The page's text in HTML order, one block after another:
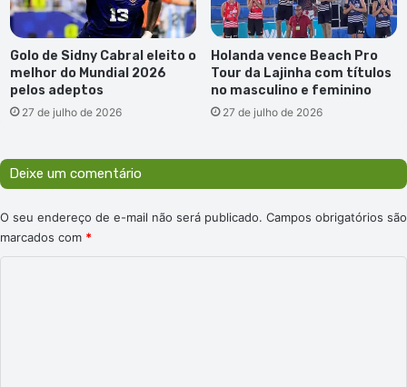
Golo de Sidny Cabral eleito o
melhor do Mundial 2026
pelos adeptos
27 de julho de 2026
Holanda vence Beach Pro
Tour da Lajinha com títulos
no masculino e feminino
27 de julho de 2026
Deixe um comentário
O seu endereço de e-mail não será publicado. Campos obrigatórios são
marcados com *